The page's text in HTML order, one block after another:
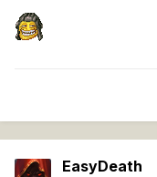
EasyDeath